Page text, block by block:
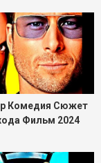
Харлана. Но
один на
роботом,
интеллектом,
боевик с
на конфликт
героини. В
Стерлинг К.
трейлер
Комедия Сюжет
Фильм 2024